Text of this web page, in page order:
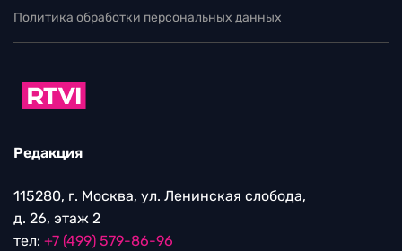
Политика обработки персональных данных
Редакция
115280, г. Москва, ул. Ленинская слобода,
д. 26, этаж 2
тел: +7 (499) 579-86-96